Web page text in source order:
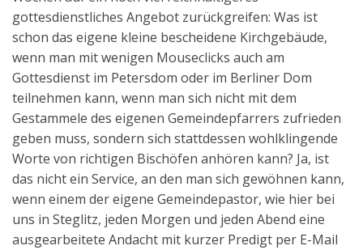
gottesdienstliches Angebot zurückgreifen: Was ist
schon das eigene kleine bescheidene Kirchgebäude,
wenn man mit wenigen Mouseclicks auch am
Gottesdienst im Petersdom oder im Berliner Dom
teilnehmen kann, wenn man sich nicht mit dem
Gestammele des eigenen Gemeindepfarrers zufrieden
geben muss, sondern sich stattdessen wohlklingende
Worte von richtigen Bischöfen anhören kann? Ja, ist
das nicht ein Service, an den man sich gewöhnen kann,
wenn einem der eigene Gemeindepastor, wie hier bei
uns in Steglitz, jeden Morgen und jeden Abend eine
ausgearbeitete Andacht mit kurzer Predigt per E-Mail